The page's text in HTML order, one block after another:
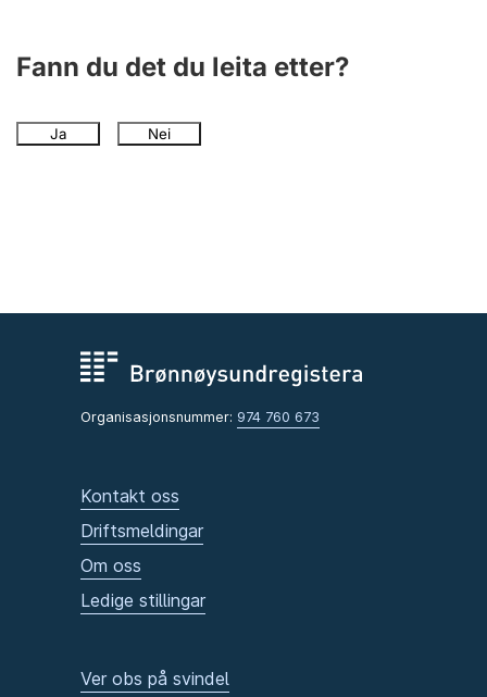
Fann du det du leita etter?
Ja Nei
Organisasjonsnummer: 974 760 673
Kontakt oss
Driftsmeldingar
Om oss
Ledige stillingar
Ver obs på svindel